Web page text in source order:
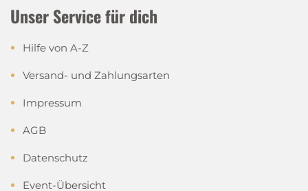
Unser Service für dich
Hilfe von A-Z
Versand- und Zahlungsarten
Impressum
AGB
Datenschutz
Event-Übersicht